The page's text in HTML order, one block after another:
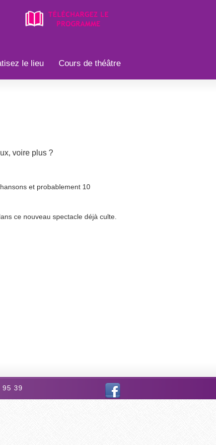
le lieu Cours de théâtre
voire plus ?
et probablement 10
ce nouveau spectacle déjà culte.
39